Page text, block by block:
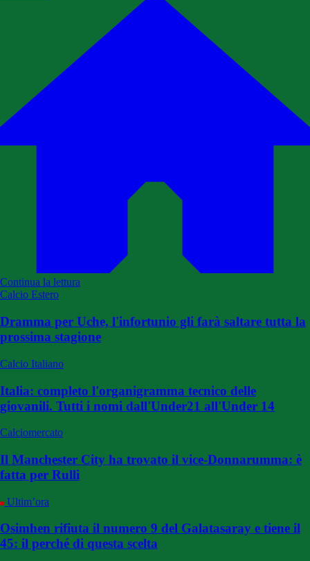
Continua la lettura
Calcio Estero
Dramma per Uche, l'infortunio gli farà saltare tutta la
prossima stagione
Calcio Italiano
Italia: completo l'organigramma tecnico delle
giovanili. Tutti i nomi dall'Under21 all'Under 14
Calciomercato
Il Manchester City ha trovato il vice-Donnarumma: è
fatta per Rulli
Ultim’ora
Osimhen rifiuta il numero 9 del Galatasaray e tiene il
45: il perché di questa scelta